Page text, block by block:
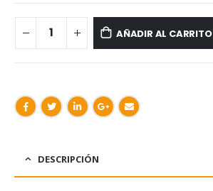
AÑADIR AL CARRITO
DESCRIPCIÓN